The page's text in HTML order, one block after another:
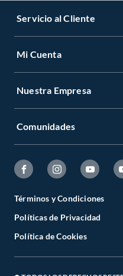
Servicio al Cliente
Mi Cuenta
Nuestra Empresa
Comunidades
Términos y Condiciones
Políticas de Privacidad
Política de Cookies